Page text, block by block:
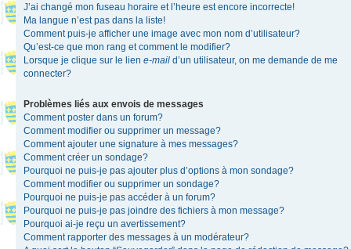
J’ai changé mon fuseau horaire et l’heure est encore incorrecte!
Ma langue n’est pas dans la liste!
Comment puis-je afficher une image avec mon nom d’utilisateur?
Qu’est-ce que mon rang et comment le modifier?
Lorsque je clique sur le lien e-mail d’un utilisateur, on me demande de me
connecter?
Problèmes liés aux envois de messages
Comment poster dans un forum?
Comment modifier ou supprimer un message?
Comment ajouter une signature à mes messages?
Comment créer un sondage?
Pourquoi ne puis-je pas ajouter plus d’options à mon sondage?
Comment modifier ou supprimer un sondage?
Pourquoi ne puis-je pas accéder à un forum?
Pourquoi ne puis-je pas joindre des fichiers à mon message?
Pourquoi ai-je reçu un avertissement?
Comment rapporter des messages à un modérateur?